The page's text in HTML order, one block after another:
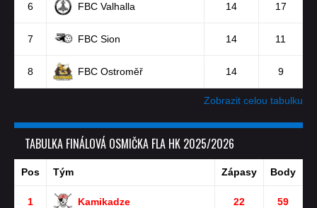
6 FBC Valhalla 14 17
7 FBC Sion 14 11
8 FBC Ostroměř 14 9
Zobrazit celou tabulku
TABULKA FINÁLOVÁ OSMIČKA FLA HK 2025/2026
Pos Tým Zápasy Body
1 Kamikadze 22 59